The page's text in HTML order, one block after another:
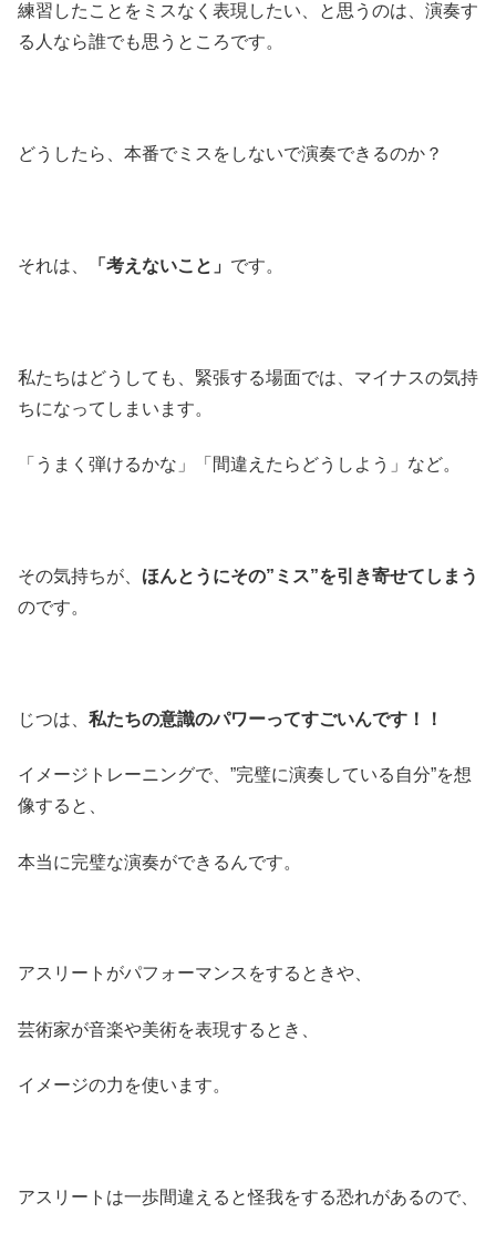
練習したことをミスなく表現したい、と思うのは、演奏す
る人なら誰でも思うところです。
どうしたら、本番でミスをしないで演奏できるのか？
それは、 「考えないこと」 です。
私たちはどうしても、緊張する場面では、マイナスの気持
ちになってしまいます。
「うまく弾けるかな」「間違えたらどうしよう」など。
その気持ちが、 ほんとうにその”ミス”を引き寄せてしまう
のです。
じつは、 私たちの意識のパワーってすごいんです！！
イメージトレーニングで、”完璧に演奏している自分”を想
像すると、
本当に完璧な演奏ができるんです。
アスリートがパフォーマンスをするときや、
芸術家が音楽や美術を表現するとき、
イメージの力を使います。
アスリートは一歩間違えると怪我をする恐れがあるので、